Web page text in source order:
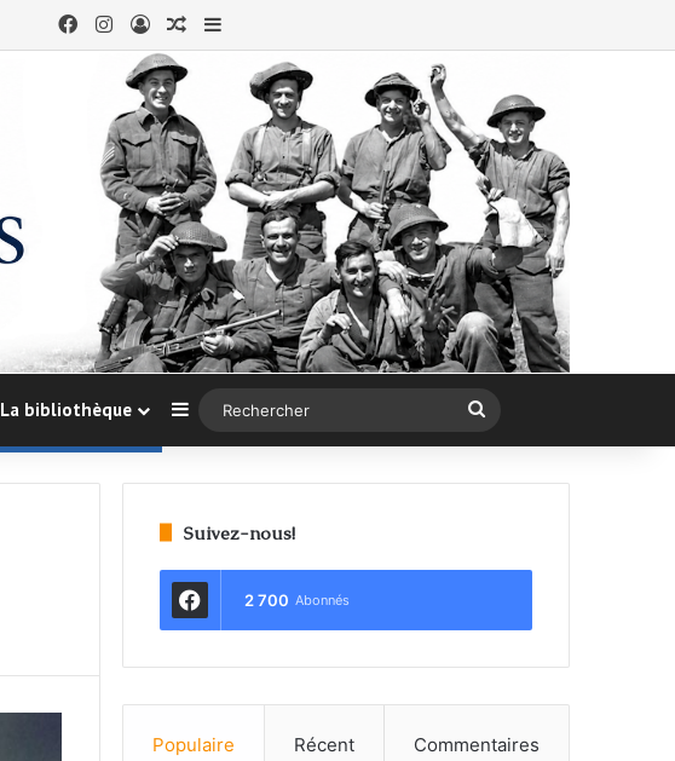
Facebook
InstagramConnexion
Article au hasard
Sidebar (barre latérale)
La bibliothèque Sidebar (barre latérale)
Suivez-nous!
2 700 Abonnés
Populaire Récent Commentaires